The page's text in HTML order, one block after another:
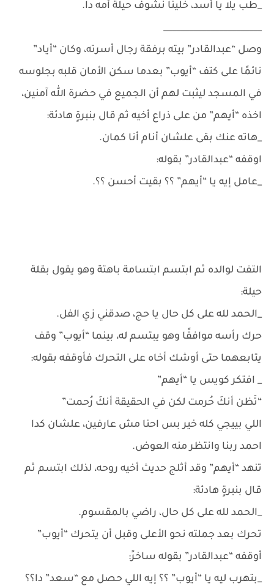
_طب يلا يا أسد، خلينا نشوف حيلة أمه دا.
_______________________
وصل “عبدالقادر” بيته برفقة رجال أسرته، وكان “أياد”
نائمًا على كتف “أيوب” بعدما سكن الأمان قلبه بجلوسه
في المسجد ليثبت لهم أن الجميع في حضرة الله آمنين،
اخذه “أيهم” من على ذراع أخيه ثم قال بنبرةٍ هادئة:
_هاته عنك بقى علشان أنام أنا كمان.
اوقفه “عبدالقادر” بقوله:
_عامل إيه يا “أيهم” ؟؟ بقيت أحسن ؟؟.
التفت لوالده ثم ابتسم ابتسامة باهتة وهو يقول بقلة
حيلة:
_الحمد لله على كل حال يا حج، صدقني زي الفل.
حرك رأسه موافقًا وهو يبتسم له، بينما “أيوب” وقف
يتابعهما حتى أوشك أخاه على التحرك فأوقفه بقوله:
_ افتكر كويس يا “أيهم”
“تَظن أنكَ حُرمت لكن في الحقيقة أنكَ رُحمت”
اللي بييجي كله خير بس احنا مش عارفين، علشان كدا
احمد ربنا وانتظر منه العوض.
تنهد “أيهم” وقد أثلج حديث أخيه روحه، لذلك ابتسم ثم
قال بنبرةٍ هادئة:
_الحمد لله على كل حال، راضي بالمقسوم.
تحرك بعد جملته نحو الأعلى وقبل أن يتحرك “أيوب”
أوقفه “عبدالقادر” بقوله ساخرً:
_بتهرب ليه يا “أيوب” ؟؟ إيه اللي حصل مع “سعد” دا؟؟